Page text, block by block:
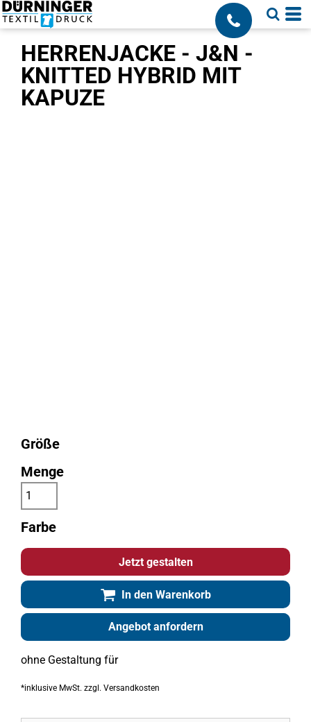
;
HERRENJACKE - J&N -
KNITTED HYBRID MIT
KAPUZE
Farbe
Größe
Menge
Jetzt gestalten
In den Warenkorb
ohne Gestaltung für
*inklusive MwSt. zzgl. Versandkosten
Angebot anfordern